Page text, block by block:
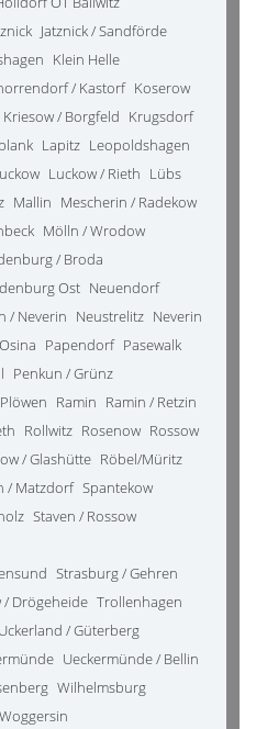
Jatznick / Sandförde
Klein Helle
/ Kastorf Koserow
Kriesow / Borgfeld Krugsdorf
Lapitz Leopoldshagen
Luckow / Rieth Lübs
Mallin Mescherin / Radekow
Mölln / Wrodow
/ Broda
Ost Neuendorf
/ Neverin Neustrelitz Neverin
Osina Papendorf Pasewalk
Penkun / Grünz
Plöwen Ramin Ramin / Retzin
Rollwitz Rosenow Rossow
/ Glashütte Röbel/Müritz
/ Matzdorf Spantekow
Staven / Rossow
Strasburg / Gehren
/ Drögeheide Trollenhagen
Uckerland / Güterberg
Ueckermünde / Bellin
Wilhelmsburg
Woggersin